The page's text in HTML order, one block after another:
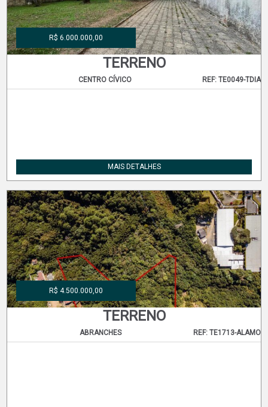
TERRENO
REF: TE0049-TDIA
CENTRO CÍVICO
R$ 6.000.000,00
MAIS DETALHES
TERRENO
REF: TE1713-ALAMO
ABRANCHES
R$ 4.500.000,00